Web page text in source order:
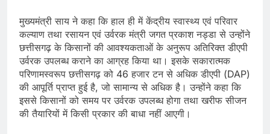
मुख्यमंत्री साय ने कहा कि हाल ही में केंद्रीय स्वास्थ्य एवं परिवार
कल्याण तथा रसायन एवं उर्वरक मंत्री जगत प्रकाश नड्डा से उन्होंने
छत्तीसगढ़ के किसानों की आवश्यकताओं के अनुरूप अतिरिक्त डीएपी
उर्वरक उपलब्ध कराने का आग्रह किया था। इसके सकारात्मक
परिणामस्वरूप छत्तीसगढ़ को 46 हजार टन से अधिक डीएपी (DAP)
की आपूर्ति प्राप्त हुई है, जो सामान्य से अधिक है। उन्होंने कहा कि
इससे किसानों को समय पर उर्वरक उपलब्ध होगा तथा खरीफ सीजन
की तैयारियों में किसी प्रकार की बाधा नहीं आएगी।